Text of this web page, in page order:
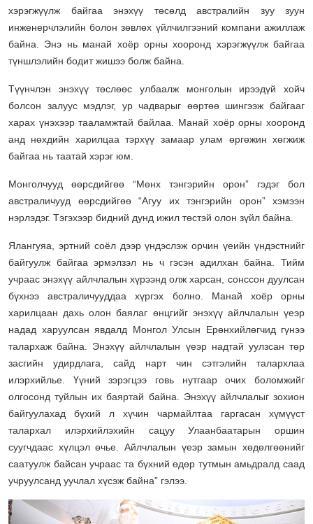
хэрэгжүүлж байгаа энэхүү төсөлд австралийн зуу зуун
инженерчлэлийн болон зөвлөх үйлчилгээний компани ажиллаж
байна. Энэ нь манай хоёр орны хооронд хэрэгжүүлж байгаа
түншлэлийн бодит жишээ болж байна.
Түүнчлэн энэхүү төслөөс улбаалж монголын ирээдүй хойч
болсон залуус мэдлэг, ур чадварыг өөртөө шингээж байгааг
харах үнэхээр тааламжтай байлаа. Манай хоёр орны хооронд
анд нөхдийн харилцаа тэрхүү замаар улам өргөжин хөгжиж
байгаа нь таатай хэрэг юм.
Монголчууд өөрсдийгөө “Мөнх тэнгэрийн орон” гэдэг бол
австраличууд өөрсдийгөө “Агуу их тэнгэрийн орон” хэмээн
нэрлэдэг. Тэгэхээр бидний дунд ижил төстэй олон зүйл байна.
Ялангуяа, эртний соёл дээр үндэслэж орчин үеийн үндэстнийг
байгуулж байгаа эрмэлзэл нь ч гэсэн адилхан байна. Тийм
учраас энэхүү айлчлалын хүрээнд олж харсан, сонссон дуулсан
бүхнээ австраличууддаа хүргэх болно. Манай хоёр орны
харилцаан дахь олон баялаг өнцгийг энэхүү айлчлалын үеэр
надад харуулсан явдалд Монгол Улсын Ерөнхийлөгчид гүнээ
талархаж байна. Энэхүү айлчлалын үеэр надтай уулзсан төр
засгийн удирдлага, сайд нарт чин сэтгэлийн талархлаа
илэрхийлье. Үүний зэрэгцээ говь нутгаар очих боломжийг
олгосонд туйлын их баяртай байна. Энэхүү айлчлалыг зохион
байгуулахад бүхий л хүчин чармайлтаа гаргасан хүмүүст
талархал илэрхийлэхийн сацуу Улаанбаатарын оршин
суугчдаас хүлцэл өчье. Айлчлалын үеэр замын хөдөлгөөнийг
саатуулж байсан учраас та бүхний өдөр тутмын амьдралд саад
учруулсанд уучлал хүсэж байна” гэлээ.